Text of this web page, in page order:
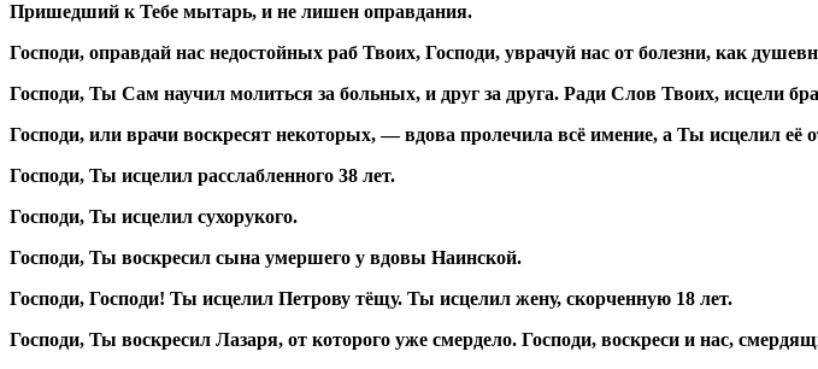
Пришедший к Тебе мытарь, и не лишен оправдания.
Господи, оправдай нас недостойных раб Твоих, Господи, уврачуй нас от болезни, как
Господи, Ты Сам научил молиться за больных, и друг за друга. Ради Слов Твоих, исцели
Господи, или врачи воскресят некоторых, — вдова пролечила всё имение, а Ты исцелил её
Господи, Ты исцелил расслабленного 38 лет.
Господи, Ты исцелил сухорукого.
Господи, Ты воскресил сына умершего у вдовы Наинской.
Господи, Господи! Ты исцелил Петрову тёщу. Ты исцелил жену, скорченную 18 лет.
Господи, Ты воскресил Лазаря, от которого уже смердело. Господи, воскреси и нас,